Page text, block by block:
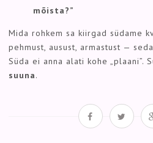
mõista?”
Mida rohkem sa kiirgad südame
pehmust, ausust, armastust —
Süda ei anna alati kohe „plaani”.
suuna.